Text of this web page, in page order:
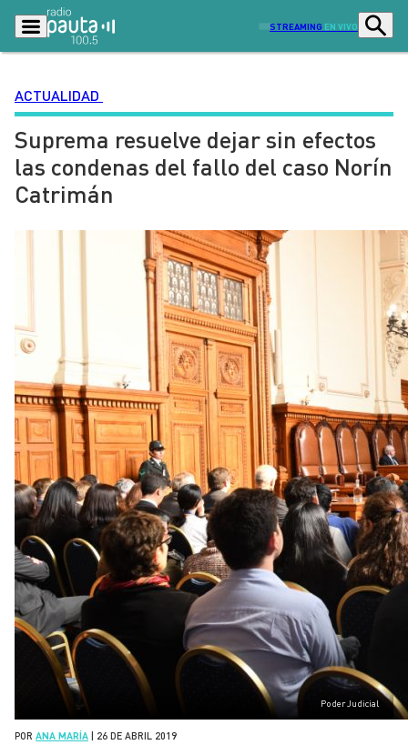
STREAMING EN VIVO
Podcasts Programas
Lo Último Actualidad
Ciudad
Deportes
Entretención y Cultura Opinión
Señal 2
Contenido Patrocinado
ACTUALIDAD
Suprema resuelve dejar sin efectos
las condenas del fallo del caso Norín
Catrimán
Poder Judicial
POR ANA MARÍA 26 DE ABRIL 2019